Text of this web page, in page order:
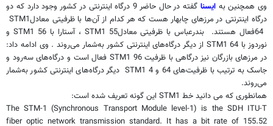
وی همچنین بهایسنا
گفته در حال حاضر 9 درگاه اینترنتی در کشور وجود دارد که دو
درگاه اینترنتی در مرزهای چابهار هست که هر کدام از آن‌ها با ظرفیتی معادلSTM1
64فعال هستند. بندر‌عباس با ظرفیتی معادلSTM1 55 ، آستارا با STM1 56 و
نوردوز با STM1 64 از دیگر درگاه‌های اینترنتی کشور به‌شمار می‌روند. وی ادامه داد:
در مرز‌های بازرگان نیز درگاهی با ظرفیتSTM1 96 فعال است و درگاه‌های سه‌رود و
جاسک به ترتیب با ظرفیت‌های 64 و
STM1 4 دیگر درگاه‌های اینترنتی کشور به‌شمار
می‌روند.
همانطوری که می دانید خط STM1 ‌ این گونه تعریف شده است:
The STM-1 (Synchronous Transport Module level-1) is the SDH ITU-T
fiber optic network transmission standard. It has a bit rate of 155.52